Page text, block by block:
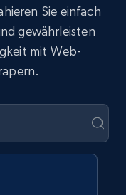
Sie einfach
gewährleisten
mit Web-